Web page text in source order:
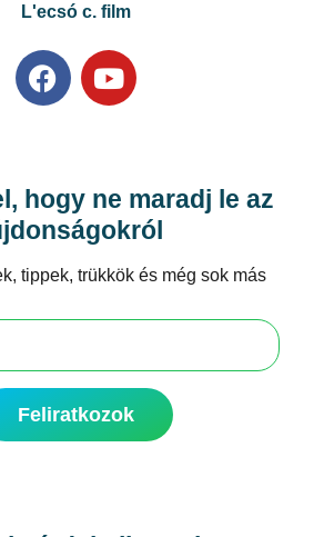
L'ecsó c. film
hogy ne maradj le az
tippek, trükkök és még sok más
Feliratkozok